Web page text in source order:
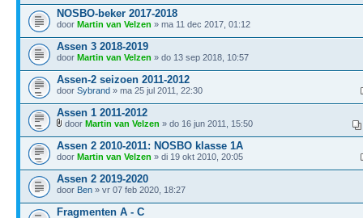
NOSBO-beker 2017-2018
door Martin van Velzen » ma 11 dec 2017, 01:12
Assen 3 2018-2019
door Martin van Velzen » do 13 sep 2018, 10:57
Assen-2 seizoen 2011-2012
door Sybrand » ma 25 jul 2011, 22:30
Assen 1 2011-2012
door Martin van Velzen » do 16 jun 2011, 15:50
Assen 2 2010-2011: NOSBO klasse 1A
door Martin van Velzen » di 19 okt 2010, 20:05
Assen 2 2019-2020
door Ben » vr 07 feb 2020, 18:27
Fragmenten A - C